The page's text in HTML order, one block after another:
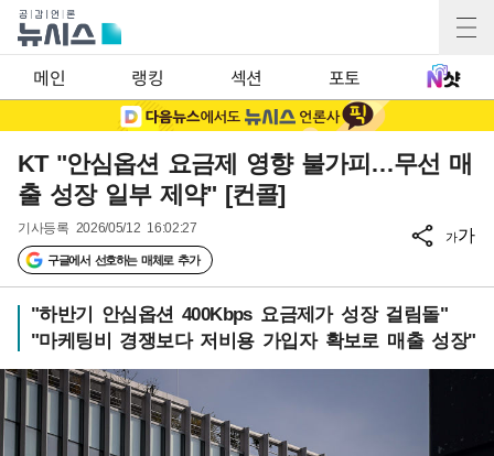
메인 랭킹 섹션 포토
KT "안심옵션 요금제 영향 불가피…무선 매
출 성장 일부 제약" [컨콜]
기사등록 2026/05/12 16:02:27
구글에서 선호하는 매체로 추가
가가
"하반기 안심옵션 400Kbps 요금제가 성장 걸림돌"
"마케팅비 경쟁보다 저비용 가입자 확보로 매출 성장"